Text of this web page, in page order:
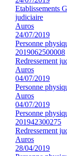
Etablissements
judiciaire
Auros
24/07/2019
Personne
2019062500008
Redressement
Auros
04/07/2019
Personne
Auros
04/07/2019
Personne
201942300275
Redressement
Auros
28/04/2019